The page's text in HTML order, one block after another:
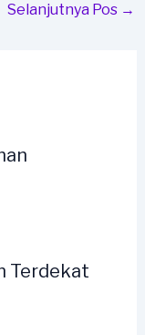
Selanjutnya Pos →
Terdekat